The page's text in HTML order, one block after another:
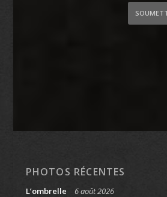
PHOTOS RÉCENTES
L’ombrelle 6 août 2026